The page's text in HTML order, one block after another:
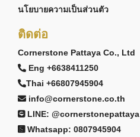
นโยบายความเป็นส่วนตัว
ติดต่อ
Cornerstone Pattaya Co., Ltd
Eng +6638411250
Thai +66807945904
info@cornerstone.co.th
LINE: @cornerstonepattaya
Whatsapp: 0807945904